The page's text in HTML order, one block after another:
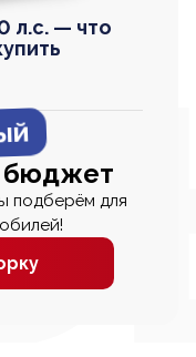
л.с. — что
бюджет
подберём для